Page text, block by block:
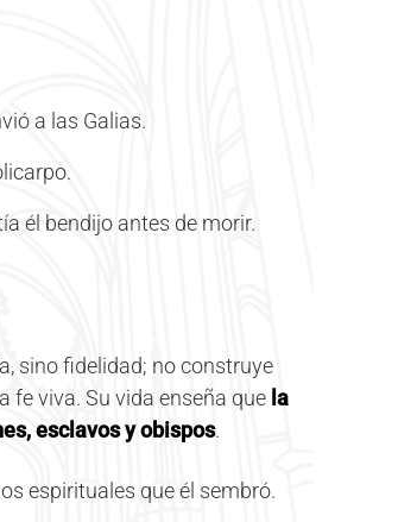
a las Galias.
él bendijo antes de morir.
sino fidelidad; no construye
fe viva. Su vida enseña que la
esclavos y obispos.
espirituales que él sembró.